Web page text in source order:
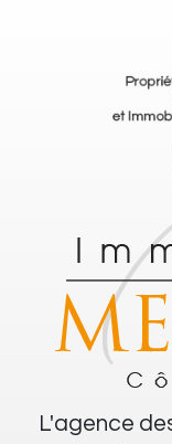
L'agence